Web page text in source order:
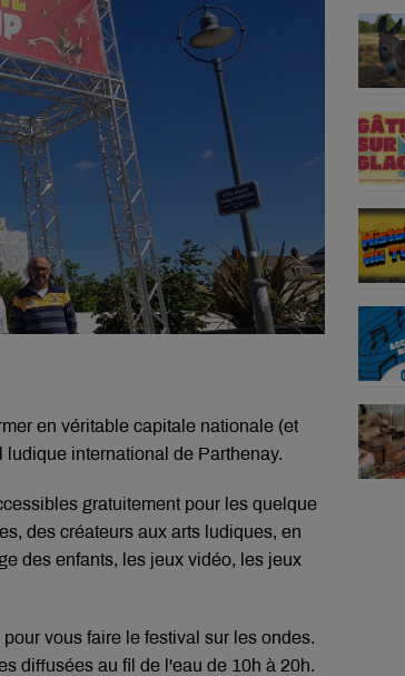
en véritable capitale nationale (et
ludique international de Parthenay.
gratuitement pour les quelque
des créateurs aux arts ludiques, en
des enfants, les jeux vidéo, les jeux
vous faire le festival sur les ondes.
diffusées au fil de l'eau de 10h à 20h.